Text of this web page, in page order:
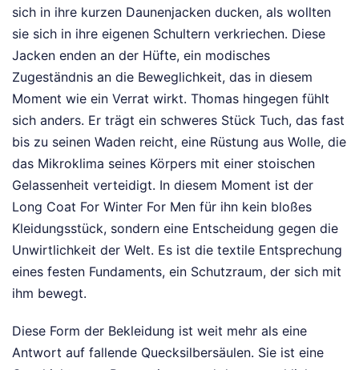
sich in ihre kurzen Daunenjacken ducken, als wollten
sie sich in ihre eigenen Schultern verkriechen. Diese
Jacken enden an der Hüfte, ein modisches
Zugeständnis an die Beweglichkeit, das in diesem
Moment wie ein Verrat wirkt. Thomas hingegen fühlt
sich anders. Er trägt ein schweres Stück Tuch, das fast
bis zu seinen Waden reicht, eine Rüstung aus Wolle, die
das Mikroklima seines Körpers mit einer stoischen
Gelassenheit verteidigt. In diesem Moment ist der
Long Coat For Winter For Men für ihn kein bloßes
Kleidungsstück, sondern eine Entscheidung gegen die
Unwirtlichkeit der Welt. Es ist die textile Entsprechung
eines festen Fundaments, ein Schutzraum, der sich mit
ihm bewegt.
Diese Form der Bekleidung ist weit mehr als eine
Antwort auf fallende Quecksilbersäulen. Sie ist eine